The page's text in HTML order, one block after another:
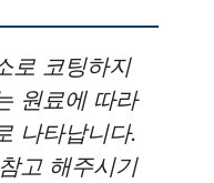
로 코팅하지
원료에 따라
나타납니다.
고 해주시기